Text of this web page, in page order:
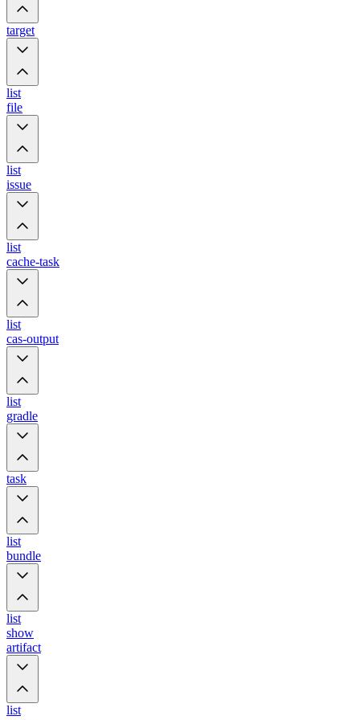
target
list
file
list
issue
list
cache-task
list
cas-output
list
gradle
task
list
bundle
list
show
artifact
list